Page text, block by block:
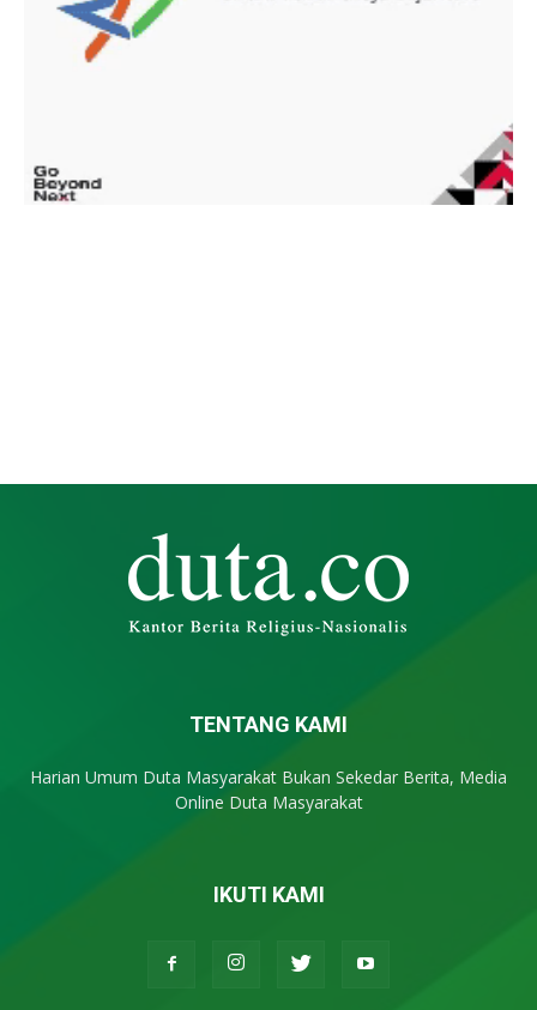
TENTANG KAMI
Harian Umum Duta Masyarakat Bukan Sekedar Berita, Media
Online Duta Masyarakat
IKUTI KAMI